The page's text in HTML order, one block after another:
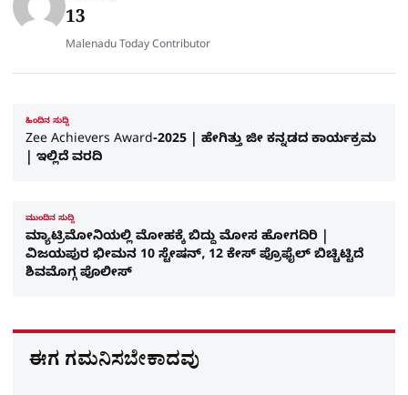
13
Malenadu Today Contributor
ಹಿಂದಿನ ಸುದ್ದಿ
Zee Achievers Award-2025 | ಹೇಗಿತ್ತು ಜೀ ಕನ್ನಡದ ಕಾರ್ಯಕ್ರಮ
| ಇಲ್ಲಿದೆ ವರದಿ
ಮುಂದಿನ ಸುದ್ದಿ
ಮ್ಯಾಟ್ರಿಮೋನಿಯಲ್ಲಿ ಮೋಹಕ್ಕೆ ಬಿದ್ದು ಮೋಸ ಹೋಗದಿರಿ |
ವಿಜಯಪುರ ಭೀಮನ 10 ಸ್ಟೇಷನ್‌, 12 ಕೇಸ್‌ ಪ್ರೊಫೈಲ್‌ ಬಿಚ್ಚಿಟ್ಟಿದೆ
ಶಿವಮೊಗ್ಗ ಪೊಲೀಸ್‌
ಈಗ ಗಮನಿಸಬೇಕಾದವು